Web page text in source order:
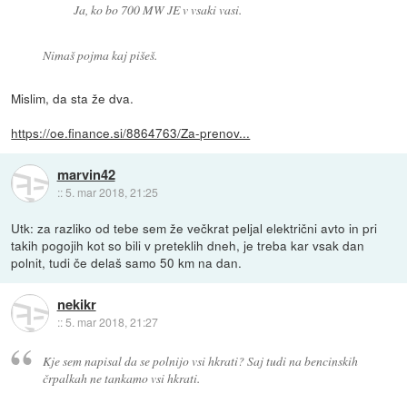
Ja, ko bo 700 MW JE v vsaki vasi.
Nimaš pojma kaj pišeš.
Mislim, da sta že dva.
https://oe.finance.si/8864763/Za-prenov...
marvin42
:: 5. mar 2018, 21:25
Utk: za razliko od tebe sem že večkrat peljal električni avto in pri
takih pogojih kot so bili v preteklih dneh, je treba kar vsak dan
polnit, tudi če delaš samo 50 km na dan.
nekikr
::5. mar 2018, 21:27
Kje sem napisal da se polnijo vsi hkrati? Saj tudi na bencinskih
črpalkah ne tankamo vsi hkrati.